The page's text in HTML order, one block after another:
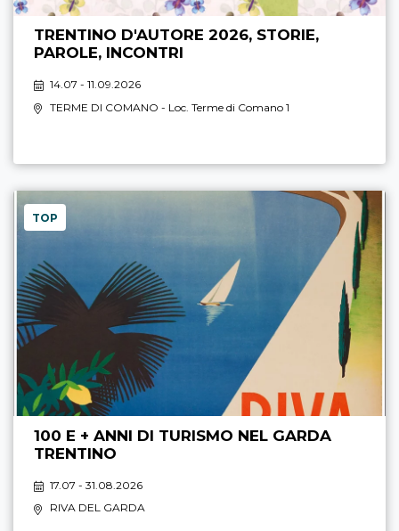
TRENTINO D'AUTORE 2026, STORIE,
PAROLE, INCONTRI
14.07 - 11.09.2026
TERME DI COMANO - Loc. Terme di Comano 1
TOP
100 E + ANNI DI TURISMO NEL GARDA
TRENTINO
17.07 - 31.08.2026
RIVA DEL GARDA